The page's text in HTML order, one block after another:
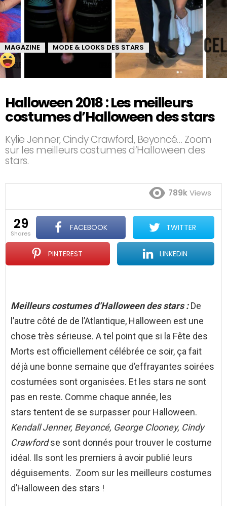
MAGAZINE , MODE & LOOKS DES STARS
Halloween 2018 : Les meilleurs
costumes d’Halloween des stars
Kylie Jenner, Cindy Crawford, Beyoncé… Zoom
sur les meilleurs costumes d’Halloween des
stars.
789kViews
29
shares
FACEBOOK TWITTER
PINTEREST LINKEDIN
Meilleurs costumes d’Halloween des stars :De
l’autre côté de de l’Atlantique, Halloween est une
chose très sérieuse. A tel point que si la Fête des
Morts est officiellement célébrée ce soir, ça fait
déjà une bonne semaine que d’effrayantes soirées
costumées sont organisées. Et les stars ne sont
pas en reste. Comme chaque année, les
stars tentent de se surpasser pour Halloween.
Kendall Jenner, Beyoncé, George Clooney, Cindy
Crawfordse sont donnés pour trouver le costume
idéal. Ils sont les premiers à avoir publié leurs
déguisements. Zoom sur les meilleurs costumes
d’Halloween des stars !